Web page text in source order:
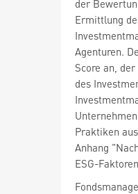
der
Ermittlung
Agenturen.
Score an,
des
Praktiken
Anhang
ESG-